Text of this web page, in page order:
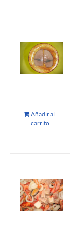
Añadir al
carrito